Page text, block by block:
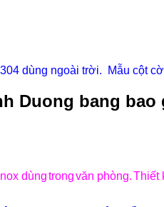
dùng ngoài trời. Mẫu cột
Duong bang bao
dùngtrongvăn phòng.Thiết